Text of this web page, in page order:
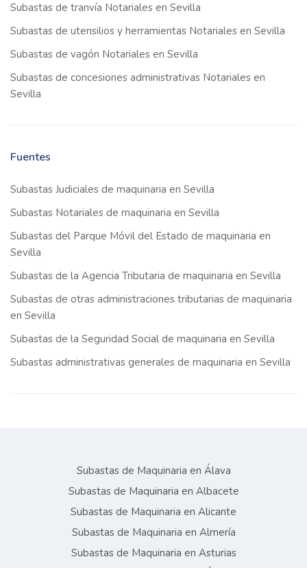
Subastas de tranvía Notariales en Sevilla
Subastas de utensilios y herramientas Notariales en Sevilla
Subastas de vagón Notariales en Sevilla
Subastas de concesiones administrativas Notariales en
Sevilla
Fuentes
Subastas Judiciales de maquinaria en Sevilla
Subastas Notariales de maquinaria en Sevilla
Subastas del Parque Móvil del Estado de maquinaria en
Sevilla
Subastas de la Agencia Tributaria de maquinaria en Sevilla
Subastas de otras administraciones tributarias de maquinaria
en Sevilla
Subastas de la Seguridad Social de maquinaria en Sevilla
Subastas administrativas generales de maquinaria en Sevilla
Subastas de Maquinaria en Álava
Subastas de Maquinaria en Albacete
Subastas de Maquinaria en Alicante
Subastas de Maquinaria en Almería
Subastas de Maquinaria en Asturias